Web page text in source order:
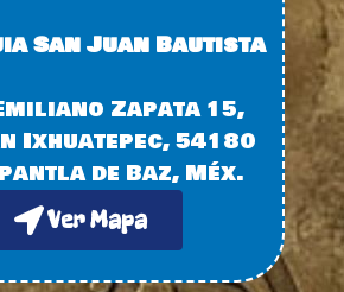
San Juan Bautista
Zapata 15,
Ixhuatepec, 54180
de Baz, Méx.
Ver Mapa